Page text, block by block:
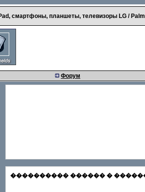
смартфоны, планшеты, телевизоры LG / Palm
Форум
���������� ������ � �������